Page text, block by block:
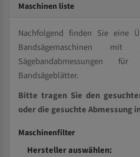
Maschinen liste
Nachfolgend finden Sie eine
Bandsägemaschinen
Sägebandabmessungen
Bandsägeblätter.
Bitte tragen Sie den
oder die gesuchte Abmessung
Maschinenfilter
Hersteller auswählen: